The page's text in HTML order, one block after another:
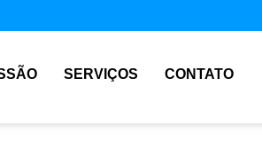
SERVIÇOS CONTATO